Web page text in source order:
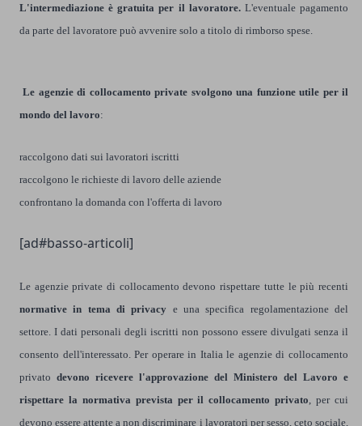
L'intermediazione è gratuita per il lavoratore.L'eventuale pagamento
da parte del lavoratore può avvenire solo a titolo di rimborso spese.
Le agenzie di collocamento private svolgono una funzione utile per il
mondo del lavoro:
raccolgono dati sui lavoratori iscritti
raccolgono le richieste di lavoro delle aziende
confrontano la domanda con l'offerta di lavoro
[ad#basso-articoli]
Le agenzie private di collocamento devono rispettare tutte le più recenti
normative in tema di privacy e una specifica regolamentazione del
settore. I dati personali degli iscritti non possono essere divulgati senza il
consento dell'interessato. Per operare in Italia le agenzie di collocamento
privato devono ricevere l'approvazione del Ministero del Lavoro e
rispettare la normativa prevista per il collocamento privato , per cui
devono essere attente a non discriminare i lavoratori per sesso, ceto sociale,